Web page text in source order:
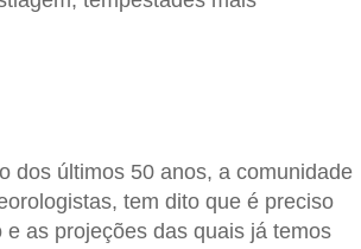
dos últimos 50 anos, a comunidade
tem dito que é preciso
as projeções das quais já temos